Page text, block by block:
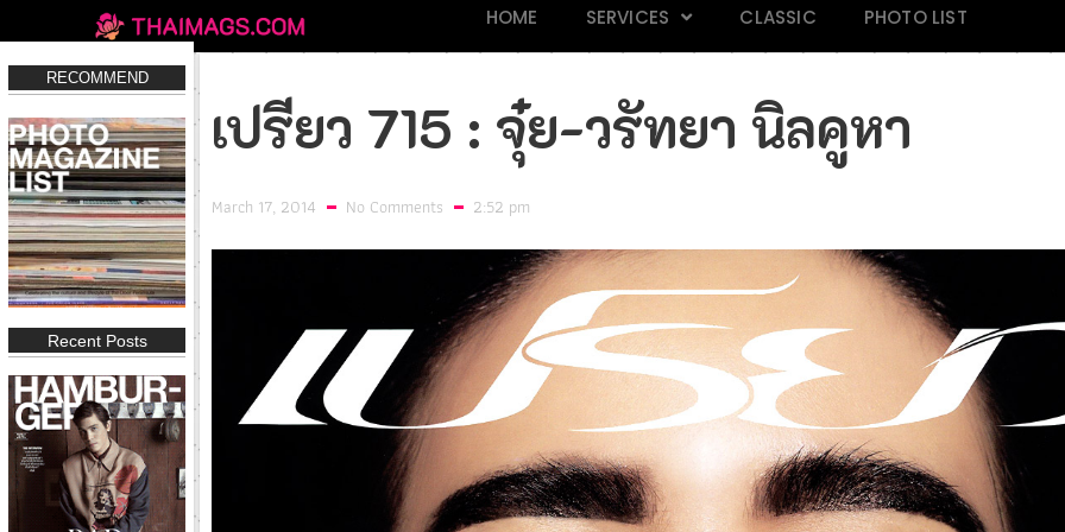
HOME SERVICES CLASSIC PHOTO LIST
RECOMMEND
Recent Posts
เปรียว 715 : จุ๋ย-วรัทยา นิลคูหา
March 17, 2014 No Comments 2:52 pm
IN Magazine 197
Click
IN Magazine 194
Click
FHM THAILAND 118
Click
Mars Magazine 28
Click
Praew 813
Click
IN